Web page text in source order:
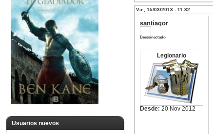
Usuarios nuevos
Vie, 15/03/2013 - 11:32
santiagor
Desconectado
Legionario
Desde: 20 Nov 2012